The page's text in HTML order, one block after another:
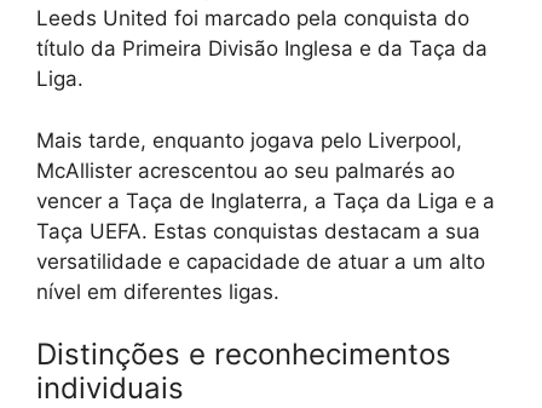
Leeds United foi marcado pela conquista do
título da Primeira Divisão Inglesa e da Taça da
Liga.
Mais tarde, enquanto jogava pelo Liverpool,
McAllister acrescentou ao seu palmarés ao
vencer a Taça de Inglaterra, a Taça da Liga e a
Taça UEFA. Estas conquistas destacam a sua
versatilidade e capacidade de atuar a um alto
nível em diferentes ligas.
Distinções e reconhecimentos
individuais